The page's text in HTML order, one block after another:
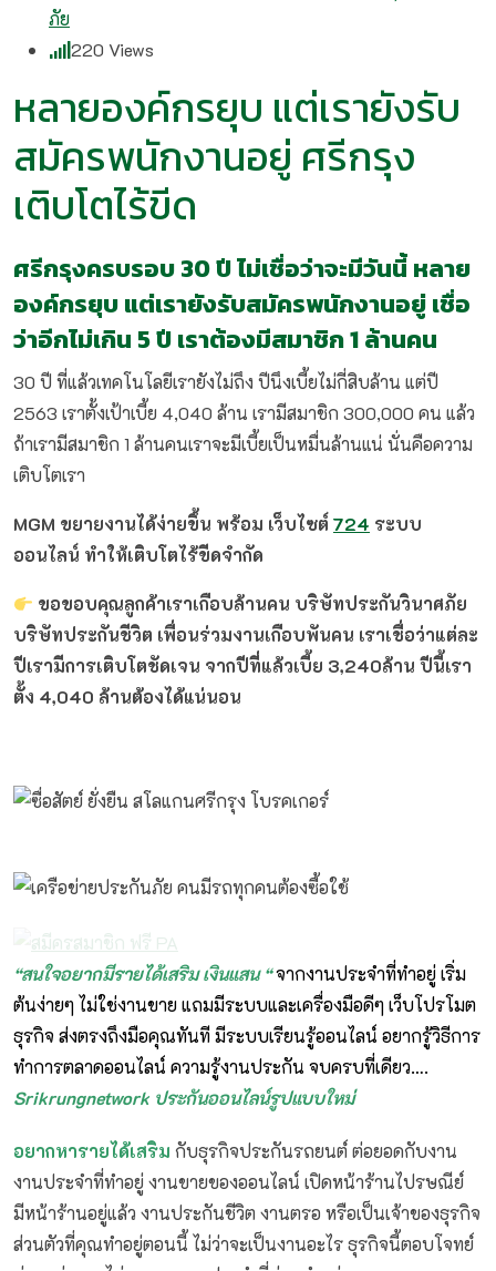
ภัย
220 Views
หลายองค์กรยุบ แต่เรายังรับ
สมัครพนักงานอยู่ ศรีกรุง
เติบโตไร้ขีด
ศรีกรุงครบรอบ 30 ปี ไม่เชื่อว่าจะมีวันนี้ หลาย
องค์กรยุบ แต่เรายังรับสมัครพนักงานอยู่ เชื่อ
ว่าอีกไม่เกิน 5 ปี เราต้องมีสมาชิก 1 ล้านคน
30 ปี ที่แล้วเทคโนโลยีเรายังไม่ถึง ปีนึงเบี้ยไม่กี่สิบล้าน แต่ปี
2563 เราตั้งเป้าเบี้ย 4,040 ล้าน เรามีสมาชิก 300,000 คน แล้ว
ถ้าเรามีสมาชิก 1 ล้านคนเราจะมีเบี้ยเป็นหมื่นล้านแน่ นั่นคือความ
เติบโตเรา
MGM ขยายงานได้ง่ายขึ้น พร้อม เว็บไซต์ 724 ระบบ
ออนไลน์ ทำให้เติบโตไร้ขีดจำกัด
ขอขอบคุณลูกค้าเราเกือบล้านคน บริษัทประกันวินาศภัย
บริษัทประกันชีวิต เพื่อนร่วมงานเกือบพันคน เราเชื่อว่าแต่ละ
ปีเรามีการเติบโตชัดเจน จากปีที่แล้วเบี้ย 3,240ล้าน ปีนี้เรา
ตั้ง 4,040 ล้านต้องได้แน่นอน
“สนใจอยากมีรายได้เสริม เงินแสน “จากงานประจำที่ทำอยู่ เริ่ม
ต้นง่ายๆ ไม่ใช่งานขาย แถมมีระบบและเครื่องมือดีๆ เว็บโปรโมต
ธุรกิจ ส่งตรงถึงมือคุณทันที มีระบบเรียนรู้ออนไลน์ อยากรู้วิธีการ
ทำการตลาดออนไลน์ ความรู้งานประกัน จบครบที่เดียว….
Srikrungnetwork ประกันออนไลน์รูปแบบใหม่
อยากหารายได้เสริม กับธุรกิจประกันรถยนต์ ต่อยอดกับงาน
งานประจำที่ทำอยู่ งานขายของออนไลน์ เปิดหน้าร้านไปรษณีย์
มีหน้าร้านอยู่แล้ว งานประกันชีวิต งานตรอ หรือเป็นเจ้าของธุรกิจ
ส่วนตัวที่คุณทำอยู่ตอนนี้ ไม่ว่าจะเป็นงานอะไร ธุรกิจนี้ตอบโจทย์